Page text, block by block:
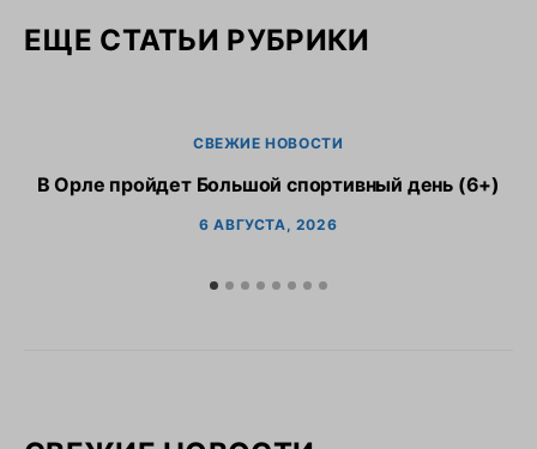
ЕЩЕ СТАТЬИ РУБРИКИ
СВЕЖИЕ НОВОСТИ
В Орле пройдет Большой спортивный день (6+)
6 АВГУСТА, 2026